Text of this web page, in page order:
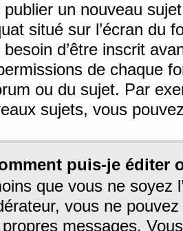
publier un nouveau
situé sur l’écran du
besoin d’être inscrit
de chaque
ou du sujet. Par
sujets, vous
puis-je éditer
que vous ne soyez
vous ne
messages.